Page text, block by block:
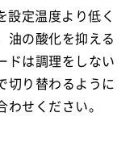
設定温度より低く
油の酸化を抑える
ドは調理をしない
切り替わるように
せください。